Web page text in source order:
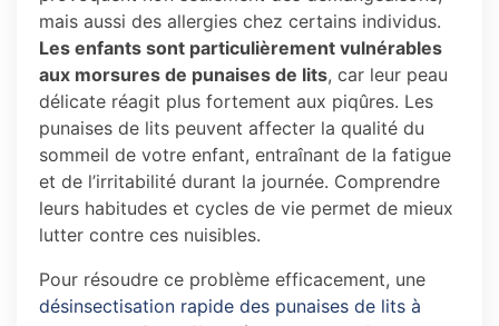
mais aussi des allergies chez certains individus.
Les enfants sont particulièrement vulnérables
aux morsures de punaises de lits, car leur peau
délicate réagit plus fortement aux piqûres. Les
punaises de lits peuvent affecter la qualité du
sommeil de votre enfant, entraînant de la fatigue
et de l’irritabilité durant la journée. Comprendre
leurs habitudes et cycles de vie permet de mieux
lutter contre ces nuisibles.
Pour résoudre ce problème efficacement, une
désinsectisation rapide des punaises de lits à